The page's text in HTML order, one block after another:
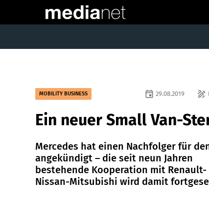
MOBILITY BUSINESS draw
event 29.08.2019
Ein neuer Small Van-
Mercedes hat einen Nachfolger für
angekündigt – die seit neun Jahren
bestehende Kooperation mit Renault-
Nissan-Mitsubishi wird damit